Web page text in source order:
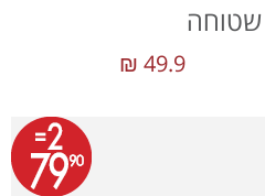
49.9 ₪